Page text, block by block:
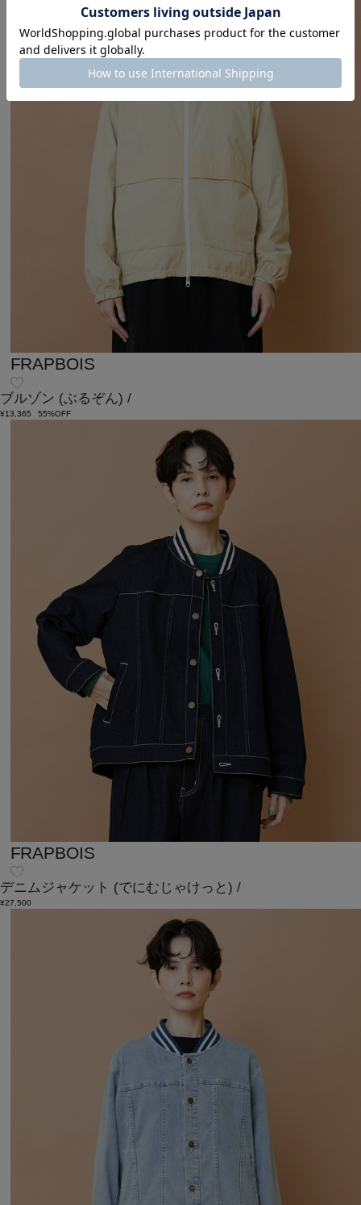
FRAPBOIS
ブルゾン (ぶるぞん) /
¥13,365 55%OFF
FRAPBOIS
デニムジャケット (でにむじゃけっと) /
¥27,500